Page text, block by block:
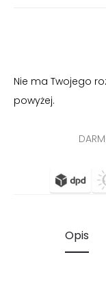
Nie ma Twojego
powyżej.
Opis